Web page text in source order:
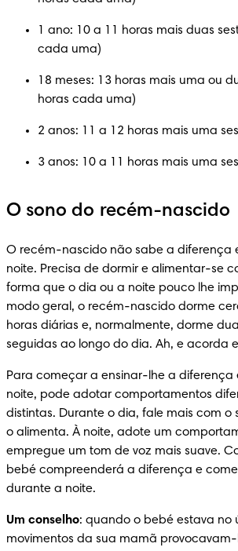
1 ano: 10 a 11 horas mais duas
cada uma)
18 meses: 13 horas mais uma ou
horas cada uma)
2 anos: 11 a 12 horas mais uma
3 anos: 10 a 11 horas mais uma
O sono do recém-nascido
O recém-nascido não sabe a diferença
noite. Precisa de dormir e alimentar-se
forma que o dia ou a noite pouco lhe
modo geral, o recém-nascido dorme
horas diárias e, normalmente, dorme
seguidas ao longo do dia. Ah, e acorda
Para começar a ensinar-lhe a diferença
noite, pode adotar comportamentos
distintas. Durante o dia, fale mais com o
o alimenta. À noite, adote um
empregue um tom de voz mais suave.
bebé compreenderá a diferença e
durante a noite.
Um conselho: quando o bebé estava no
movimentos da sua mamã